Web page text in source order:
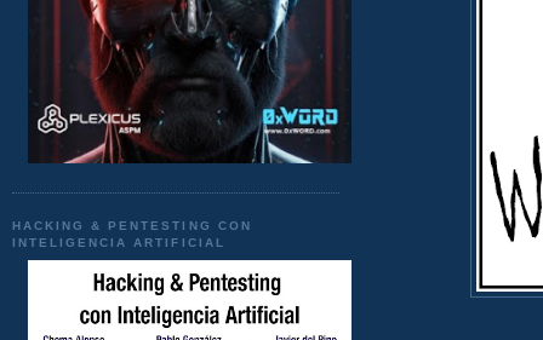
HACKING & PENTESTING CON
INTELIGENCIA ARTIFICIAL